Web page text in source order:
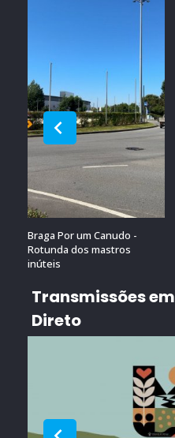
Braga Por um Canudo -
Rotunda dos mastros
inúteis
Transmissões em
Direto